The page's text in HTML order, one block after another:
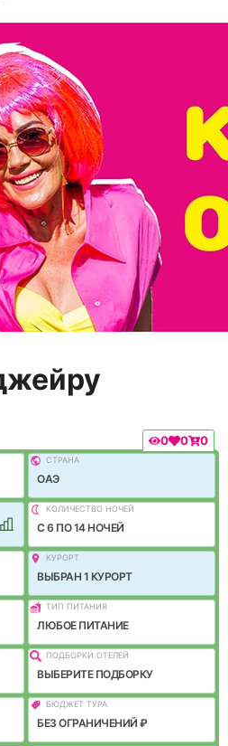
0 0 0
СТРАНА
ОАЭ
КОЛИЧЕСТВО НОЧЕЙ
C 6 ПО 14 НОЧЕЙ
КУРОРТ
ВЫБРАН 1 КУРОРТ
ТИП ПИТАНИЯ
ЛЮБОЕ ПИТАНИЕ
ПОДБОРКИ ОТЕЛЕЙ
ВЫБЕРИТЕ ПОДБОРКУ
БЮДЖЕТ ТУРА
БЕЗ ОГРАНИЧЕНИЙ ₽